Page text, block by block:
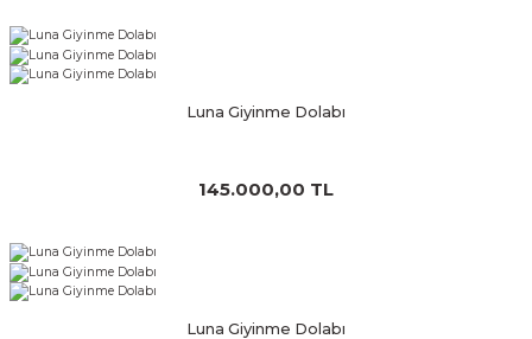
Luna Giyinme Dolabı
145.000,00 TL
Luna Giyinme Dolabı